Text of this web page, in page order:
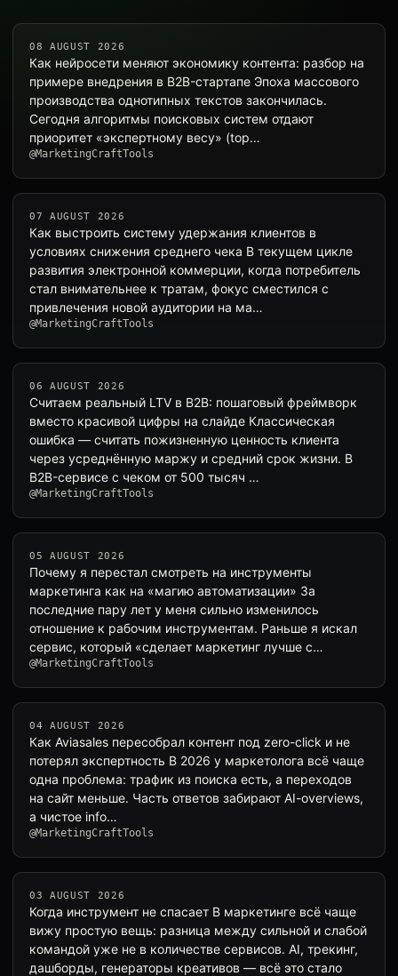
08 AUGUST 2026
Как нейросети меняют экономику контента: разбор на
примере внедрения в B2B-стартапе Эпоха массового
производства однотипных текстов закончилась.
Сегодня алгоритмы поисковых систем отдают
приоритет «экспертному весу» (top…
@MarketingCraftTools
07 AUGUST 2026
Как выстроить систему удержания клиентов в
условиях снижения среднего чека В текущем цикле
развития электронной коммерции, когда потребитель
стал внимательнее к тратам, фокус сместился с
привлечения новой аудитории на ма…
@MarketingCraftTools
06 AUGUST 2026
Считаем реальный LTV в B2B: пошаговый фреймворк
вместо красивой цифры на слайде Классическая
ошибка — считать пожизненную ценность клиента
через усреднённую маржу и средний срок жизни. В
B2B-сервисе с чеком от 500 тысяч …
@MarketingCraftTools
05 AUGUST 2026
Почему я перестал смотреть на инструменты
маркетинга как на «магию автоматизации» За
последние пару лет у меня сильно изменилось
отношение к рабочим инструментам. Раньше я искал
сервис, который «сделает маркетинг лучше с…
@MarketingCraftTools
04 AUGUST 2026
Как Aviasales пересобрал контент под zero-click и не
потерял экспертность В 2026 у маркетолога всё чаще
одна проблема: трафик из поиска есть, а переходов
на сайт меньше. Часть ответов забирают AI-overviews,
а чистое info…
@MarketingCraftTools
03 AUGUST 2026
Когда инструмент не спасает В маркетинге всё чаще
вижу простую вещь: разница между сильной и слабой
командой уже не в количестве сервисов. AI, трекинг,
дашборды, генераторы креативов — всё это стало